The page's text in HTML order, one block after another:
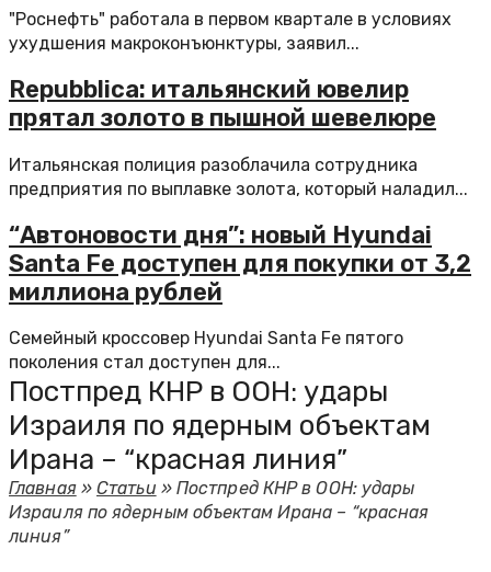
"Роснефть" работала в первом квартале в условиях
ухудшения макроконъюнктуры, заявил...
Repubblica: итальянский ювелир
прятал золото в пышной шевелюре
Итальянская полиция разоблачила сотрудника
предприятия по выплавке золота, который наладил...
“Автоновости дня”: новый Hyundai
Santa Fe доступен для покупки от 3,2
миллиона рублей
Семейный кроссовер Hyundai Santa Fe пятого
поколения стал доступен для...
Постпред КНР в ООН: удары
Израиля по ядерным объектам
Ирана – “красная линия”
Главная»Статьи » Постпред КНР в ООН: удары
Израиля по ядерным объектам Ирана – “красная
линия”